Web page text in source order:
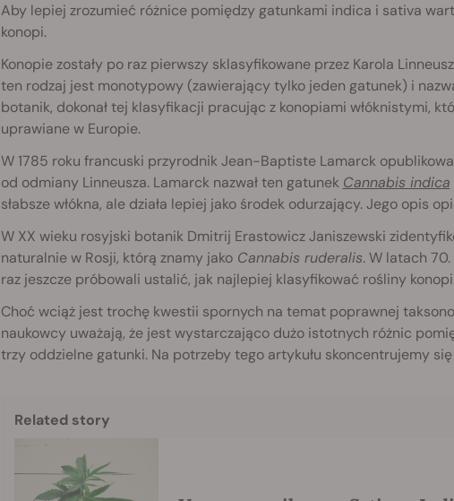
Aby lepiej zrozumieć różnice pomiędzy gatunkami indica i sativa
konopi.
Konopie zostały po raz pierwszy sklasyfikowane przez Karola
ten rodzaj jest monotypowy (zawierający tylko jeden gatunek) i
botanik, dokonał tej klasyfikacji pracując z konopiami włóknistymi,
uprawiane w Europie.
W 1785 roku francuski przyrodnik Jean-Baptiste Lamarck
od odmiany Linneusza. Lamarck nazwał ten gatunek Cannabis indica
słabsze włókna, ale działa lepiej jako środek odurzający. Jego opis
W XX wieku rosyjski botanik Dmitrij Erastowicz Janiszewski
naturalnie w Rosji, którą znamy jakoCannabis ruderalis. W latach
raz jeszcze próbowali ustalić, jak najlepiej klasyfikować rośliny
Choć wciąż jest trochę kwestii spornych na temat poprawnej
naukowcy uważają, że jest wystarczająco dużo istotnych różnic
trzy oddzielne gatunki. Na potrzeby tego artykułu skoncentrujemy
Related story